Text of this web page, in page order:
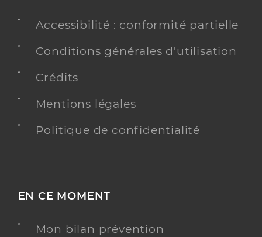
Accessibilité : conformité partielle
Conditions générales d'utilisation
Crédits
Mentions légales
Politique de confidentialité
EN CE MOMENT
Mon bilan prévention